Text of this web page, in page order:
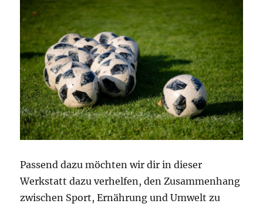
Passend dazu möchten wir dir in dieser
Werkstatt dazu verhelfen, den Zusammenhang
zwischen Sport, Ernährung und Umwelt zu